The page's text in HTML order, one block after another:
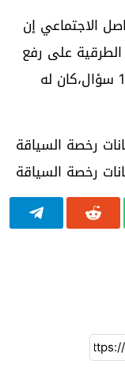
الاجتماعي إن
الطرقية على رفع
بنك الأسئلة من 600 سؤال إلى 1000 سؤال،كان له